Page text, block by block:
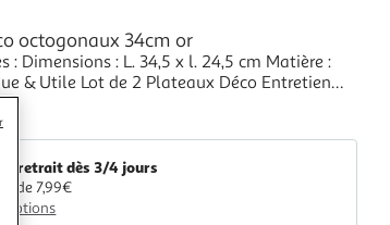
octogonaux 34cm or
: L. 34,5 x l. 24,5 cm Matière :
& Utile Lot de 2 Plateaux Déco Entretien
Jetable Couleur : Or
ou retrait dès 3/4 jours
de 7,99€